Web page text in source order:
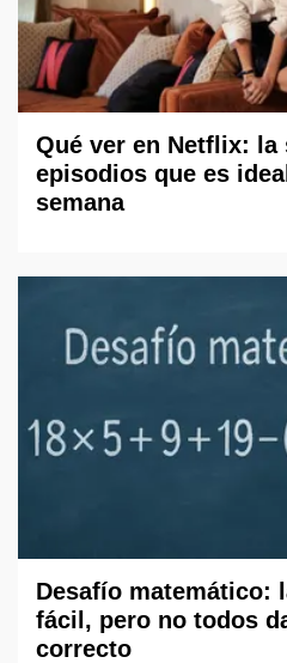
Qué ver en Netflix: la
episodios que es
semana
Desafío matemático:
fácil, pero no todos
correcto